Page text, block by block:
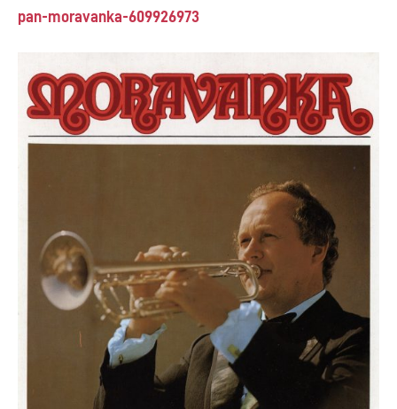
pan-moravanka-609926973